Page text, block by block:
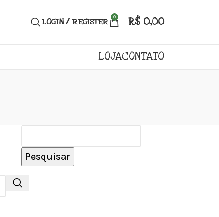
LOGIN / REGISTER 0 R$0,00
LOJACONTATO
Pesquisar